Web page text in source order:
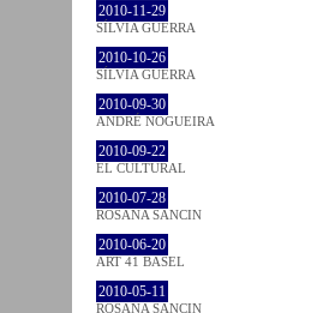
2010-11-29
SÍLVIA GUERRA
2010-10-26
SÍLVIA GUERRA
2010-09-30
ANDRÉ NOGUEIRA
2010-09-22
EL CULTURAL
2010-07-28
ROSANA SANCIN
2010-06-20
ART 41 BASEL
2010-05-11
ROSANA SANCIN